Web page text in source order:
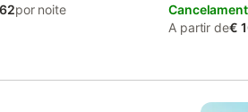
por noite
A partir de€